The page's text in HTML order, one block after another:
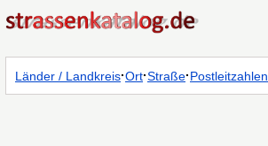
Länder / Landkreis·Ort·Straße·Postleitzahlen